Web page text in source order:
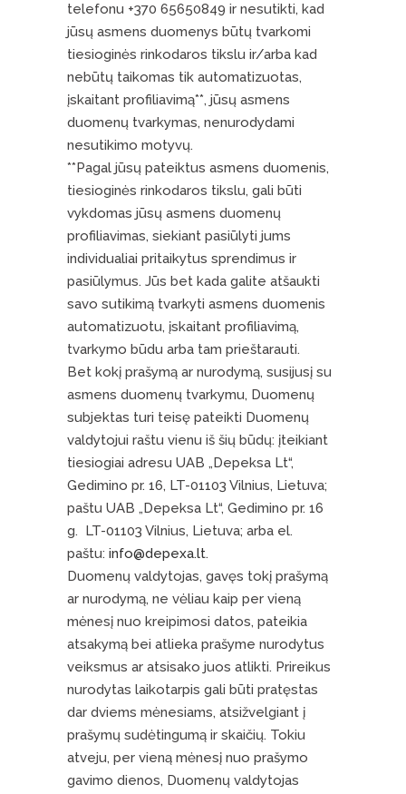
telefonu +370 65650849 ir nesutikti, kad
jūsų asmens duomenys būtų tvarkomi
tiesioginės rinkodaros tikslu ir/arba kad
nebūtų taikomas tik automatizuotas,
įskaitant profiliavimą**, jūsų asmens
duomenų tvarkymas, nenurodydami
nesutikimo motyvų.
**Pagal jūsų pateiktus asmens duomenis,
tiesioginės rinkodaros tikslu, gali būti
vykdomas jūsų asmens duomenų
profiliavimas, siekiant pasiūlyti jums
individualiai pritaikytus sprendimus ir
pasiūlymus. Jūs bet kada galite atšaukti
savo sutikimą tvarkyti asmens duomenis
automatizuotu, įskaitant profiliavimą,
tvarkymo būdu arba tam prieštarauti.
Bet kokį prašymą ar nurodymą, susijusį su
asmens duomenų tvarkymu, Duomenų
subjektas turi teisę pateikti Duomenų
valdytojui raštu vienu iš šių būdų: įteikiant
tiesiogiai adresu UAB „Depeksa Lt“,
Gedimino pr. 16, LT-01103 Vilnius, Lietuva;
paštu UAB „Depeksa Lt“, Gedimino pr. 16
g. LT-01103 Vilnius, Lietuva; arba el.
paštu: info@depexa.lt.
Duomenų valdytojas, gavęs tokį prašymą
ar nurodymą, ne vėliau kaip per vieną
mėnesį nuo kreipimosi datos, pateikia
atsakymą bei atlieka prašyme nurodytus
veiksmus ar atsisako juos atlikti. Prireikus
nurodytas laikotarpis gali būti pratęstas
dar dviems mėnesiams, atsižvelgiant į
prašymų sudėtingumą ir skaičių. Tokiu
atveju, per vieną mėnesį nuo prašymo
gavimo dienos, Duomenų valdytojas